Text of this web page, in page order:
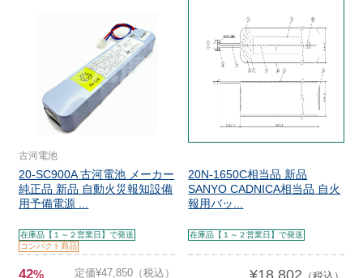
古河電池
20-SC900A 古河電池 メーカー
純正品 新品 自動火災報知設備
用予備電源 ...
在庫品【１～２営業日】で発送
コンパクト商品
42% 定価¥47,850（税込）
20N-1650C相当品 新品
SANYO CADNICA相当品 自火
報用バッ...
在庫品【１～２営業日】で発送
¥18,802